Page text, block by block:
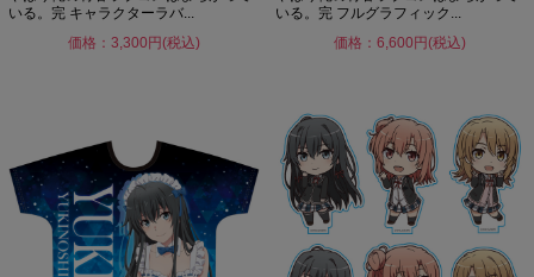
いる。完 キャラクターラバ...
価格：3,300円(税込)
いる。完 フルグラフィック...
価格：6,600円(税込)